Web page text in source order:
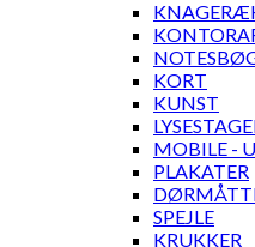
KORT
KUNST
MOBILE -
PLAKATER
SPEJLE
KRUKKER